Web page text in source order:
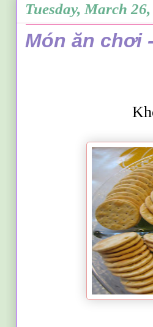
Tuesday, March
Món ăn chơi
Không biết